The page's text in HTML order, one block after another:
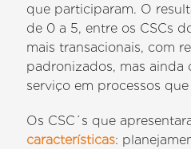
que participaram. O
de 0 a 5, entre os CSCs
mais transacionais, com
padronizados, mas
serviço em processos
Os CSC´s que
características: